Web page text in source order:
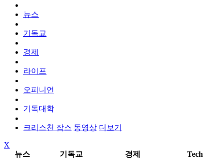
뉴스
기독교
경제
라이프
오피니언
기독대학
크리스천 잡스 동영상 더보기
X
뉴스
기독교 경제 Tech